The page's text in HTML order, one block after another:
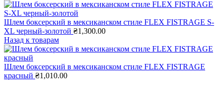
Шлем боксерский в мексиканском стиле FLEX FISTRAGE S-
XL черный-золотой ₴1,300.00
Назад к товарам
Шлем боксерский в мексиканском стиле FLEX FISTRAGE
красный ₴1,010.00